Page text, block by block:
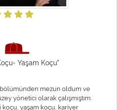
Yaşam Koçu"
mezun oldum ve
yönetici olarak çalışmıştım.
koçu, yaşam koçu, kariyer